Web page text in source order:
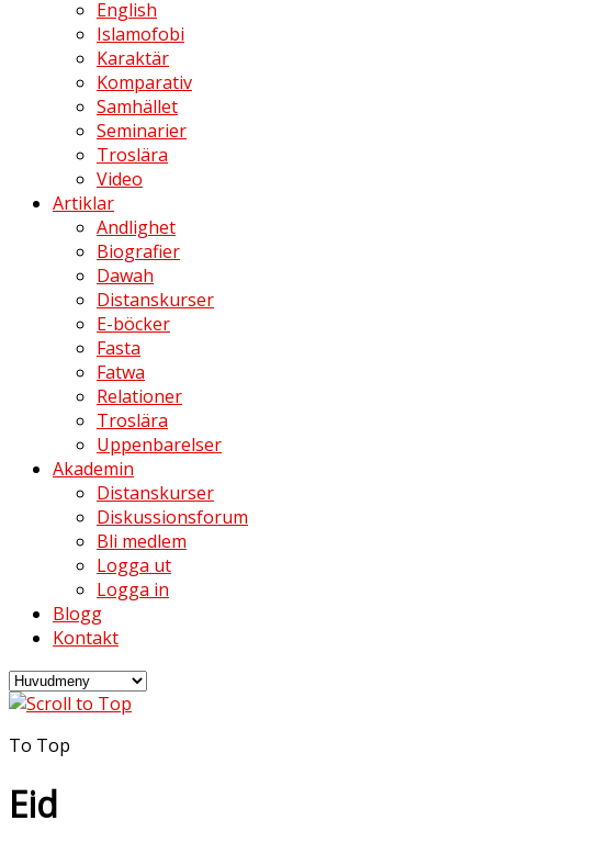
English
Islamofobi
Karaktär
Komparativ
Samhället
Seminarier
Troslära
Video
Artiklar
Andlighet
Biografier
Dawah
Distanskurser
E-böcker
Fasta
Fatwa
Relationer
Troslära
Uppenbarelser
Akademin
Distanskurser
Diskussionsforum
Bli medlem
Logga ut
Logga in
Blogg
Kontakt
To Top
Eid